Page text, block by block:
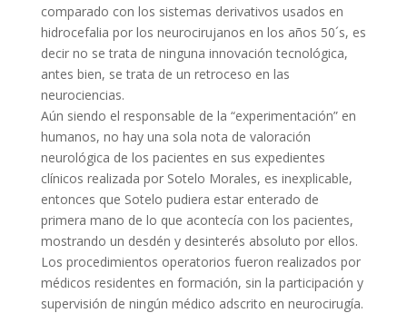
comparado con los sistemas derivativos usados en
hidrocefalia por los neurocirujanos en los años 50´s, es
decir no se trata de ninguna innovación tecnológica,
antes bien, se trata de un retroceso en las
neurociencias.
Aún siendo el responsable de la “experimentación” en
humanos, no hay una sola nota de valoración
neurológica de los pacientes en sus expedientes
clínicos realizada por Sotelo Morales, es inexplicable,
entonces que Sotelo pudiera estar enterado de
primera mano de lo que acontecía con los pacientes,
mostrando un desdén y desinterés absoluto por ellos.
Los procedimientos operatorios fueron realizados por
médicos residentes en formación, sin la participación y
supervisión de ningún médico adscrito en neurocirugía.